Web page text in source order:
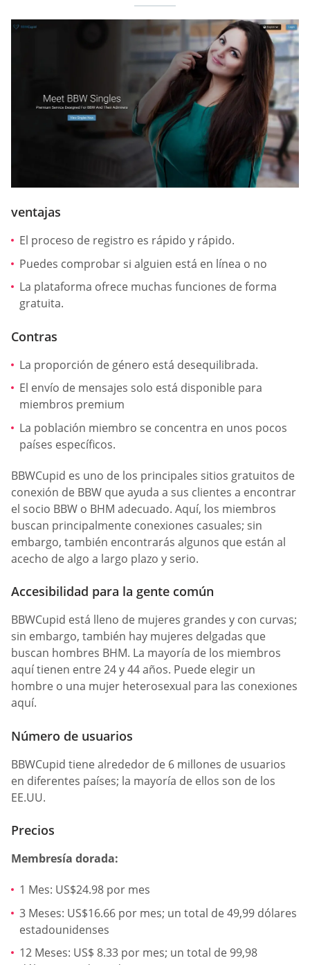
ventajas
El proceso de registro es rápido y rápido.
Puedes comprobar si alguien está en línea o no
La plataforma ofrece muchas funciones de forma
gratuita.
Contras
La proporción de género está desequilibrada.
El envío de mensajes solo está disponible para
miembros premium
La población miembro se concentra en unos pocos
países específicos.
BBWCupid es uno de los principales sitios gratuitos de
conexión de BBW que ayuda a sus clientes a encontrar
el socio BBW o BHM adecuado. Aquí, los miembros
buscan principalmente conexiones casuales; sin
embargo, también encontrarás algunos que están al
acecho de algo a largo plazo y serio.
Accesibilidad para la gente común
BBWCupid está lleno de mujeres grandes y con curvas;
sin embargo, también hay mujeres delgadas que
buscan hombres BHM. La mayoría de los miembros
aquí tienen entre 24 y 44 años. Puede elegir un
hombre o una mujer heterosexual para las conexiones
aquí.
Número de usuarios
BBWCupid tiene alrededor de 6 millones de usuarios
en diferentes países; la mayoría de ellos son de los
EE.UU.
Precios
Membresía dorada:
1 Mes: US$24.98 por mes
3 Meses: US$16.66 por mes; un total de 49,99 dólares
estadounidenses
12 Meses: US$ 8.33 por mes; un total de 99,98